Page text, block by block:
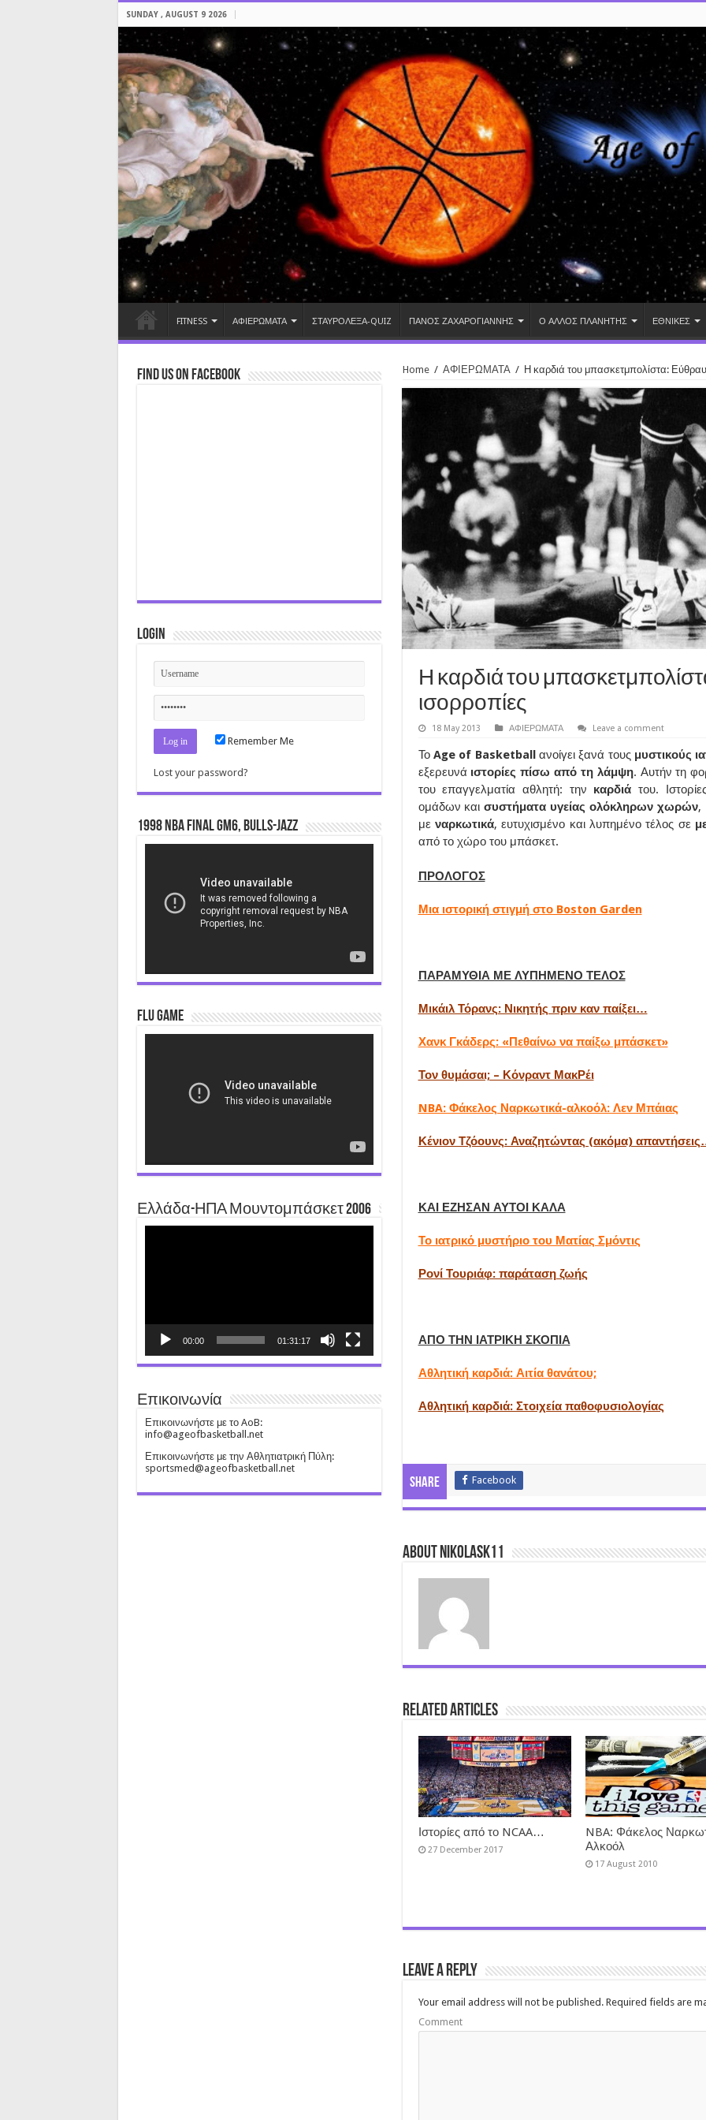
SUNDAY , AUGUST 9 2026
FITNESS ΑΦΙΕΡΩΜΑΤΑ ΣΤΑΥΡΟΛΕΞΑ-QUIZ ΠΑΝΟΣ ΖΑΧΑΡΟΓΙΑΝΝΗΣ Ο ΑΛΛΟΣ ΠΛΑΝΗΤΗΣ ΕΘΝΙΚΕΣ
Home / ΑΦΙΕΡΩΜΑΤΑ / Η καρδιά του μπασκετμπολίστα:
Η καρδιά του
ισορροπίες
18 May 2013 ΑΦΙΕΡΩΜΑΤΑ Leave a comment
Το Age of Basketball ανοίγει ξανά τουςμυστικούς
εξερευνά ιστορίες πίσω από τη λάμψη. Αυτήν τη
του επαγγελματία αθλητή: την καρδιά του.
ομάδων καισυστήματα υγείας ολόκληρων χωρών,
με ναρκωτικά, ευτυχισμένο και λυπημένο τέλος σε
από το χώρο του μπάσκετ.
ΠΡΟΛΟΓΟΣ
Μια ιστορική στιγμή στο Boston Garden
ΠΑΡΑΜΥΘΙΑ ΜΕ ΛΥΠΗΜΕΝΟ ΤΕΛΟΣ
Μικάιλ Τόρανς: Νικητής πριν καν παίξει…
Χανκ Γκάδερς: «Πεθαίνω να παίξω μπάσκετ»
Τον θυμάσαι; – Κόνραντ ΜακΡέι
NBA: Φάκελος Ναρκωτικά-αλκοόλ: Λεν Μπάιας
Κένιον Τζόουνς: Αναζητώντας (ακόμα)
ΚΑΙ ΕΖΗΣΑΝ ΑΥΤΟΙ ΚΑΛΑ
Το ιατρικό μυστήριο του Ματίας Σμόντις
Ρονί Τουριάφ: παράταση ζωής
ΑΠΟ ΤΗΝ ΙΑΤΡΙΚΗ ΣΚΟΠΙΑ
Αθλητική καρδιά: Αιτία θανάτου;
Αθλητική καρδιά: Στοιχεία παθοφυσιολογίας
Share Facebook
About nikolask11
Related Articles
Ιστορίες από το NCAA…
27 December 2017
NBA: Φάκελος
Αλκοόλ
17 August 2010
Leave a Reply
Your email address will not be published.Required fields are
Comment
Find us on Facebook
Login
Remember Me
Lost your password?
1998 NBA Final gm6, Bulls-Jazz
Flu Game
Ελλάδα-ΗΠΑ Μουντομπάσκετ 2006
00:00 01:31:17
Επικοινωνία
Επικοινωνήστε με το AoB:
info@ageofbasketball.net
Επικοινωνήστε με την Αθλητιατρική Πύλη:
sportsmed@ageofbasketball.net